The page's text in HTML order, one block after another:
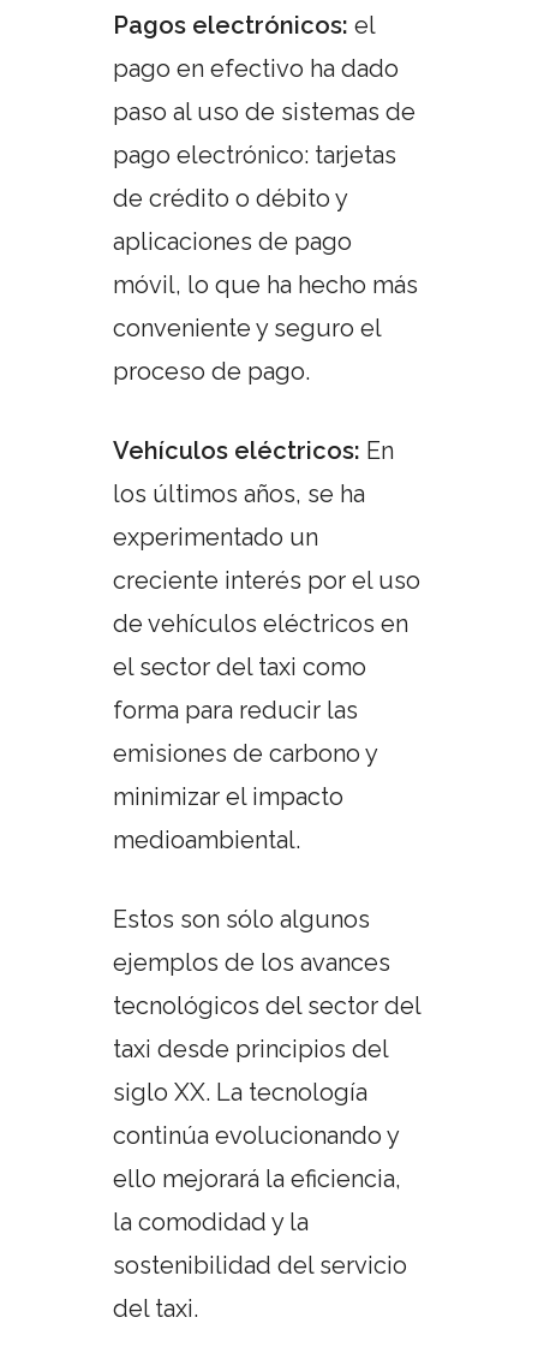
Pagos electrónicos: el
pago en efectivo ha dado
paso al uso de sistemas de
pago electrónico: tarjetas
de crédito o débito y
aplicaciones de pago
móvil, lo que ha hecho más
conveniente y seguro el
proceso de pago.
Vehículos eléctricos: En
los últimos años, se ha
experimentado un
creciente interés por el uso
de vehículos eléctricos en
el sector del taxi como
forma para reducir las
emisiones de carbono y
minimizar el impacto
medioambiental.
Estos son sólo algunos
ejemplos de los avances
tecnológicos del sector del
taxi desde principios del
siglo XX. La tecnología
continúa evolucionando y
ello mejorará la eficiencia,
la comodidad y la
sostenibilidad del servicio
del taxi.